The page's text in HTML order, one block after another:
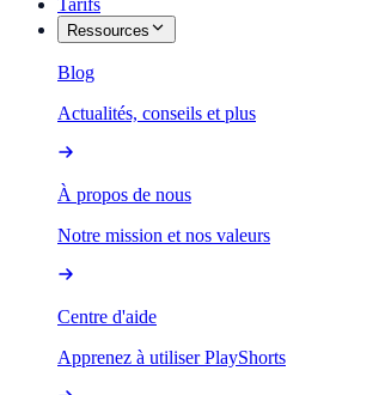
Tarifs
Ressources
Blog
Actualités, conseils et plus
À propos de nous
Notre mission et nos valeurs
Centre d'aide
Apprenez à utiliser PlayShorts